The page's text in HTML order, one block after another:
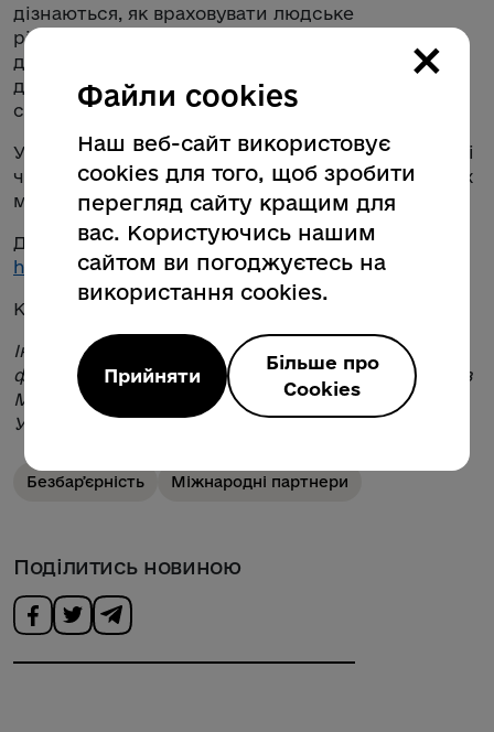
дізнаються, як враховувати людське
різноманіття, застосовувати норми й стандарти
доступності та принципи універсального
дизайну для створення безбар’єрного
середовища.
У 2025 році 15 громад уже пройшли навчання — і
частина з них перейшли до впровадження своїх
маршрутів. Настала черга вашої громади!
Детальніше про програму:
https://go.undp.org/TUF.
Крайній термін подачі: 28 квітня, 18:00
Ініціатива реалізується ПРООН в Україні за
фінансової підтримки уряду Японії у співпраці з
Міністерством розвитку громад та територій
України в межах проєкту «Рух без бар’єрів».
Безбарʼєрність Міжнародні партнери
Поділитись новиною
×
Файли cookies
Наш веб-сайт використовує
cookies для того, щоб зробити
перегляд сайту кращим для
вас. Користуючись нашим
сайтом ви погоджуєтесь на
використання cookies.
Прийняти
Більше про
Cookies